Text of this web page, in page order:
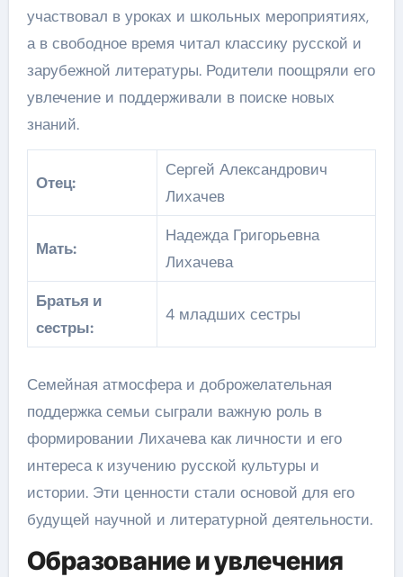
участвовал в уроках и школьных мероприятиях,
а в свободное время читал классику русской и
зарубежной литературы. Родители поощряли его
увлечение и поддерживали в поиске новых
знаний.
Отец:
Сергей Александрович
Лихачев
Мать:
Надежда Григорьевна
Лихачева
Братья и
сестры:
4 младших сестры
Семейная атмосфера и доброжелательная
поддержка семьи сыграли важную роль в
формировании Лихачева как личности и его
интереса к изучению русской культуры и
истории. Эти ценности стали основой для его
будущей научной и литературной деятельности.
Образование и увлечения